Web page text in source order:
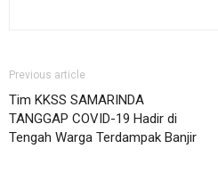
Previous article
Tim KKSS SAMARINDA
TANGGAP COVID-19 Hadir di
Tengah Warga Terdampak Banjir